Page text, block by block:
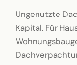
Ungenutzte
Kapital. Für